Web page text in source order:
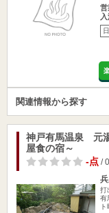
営
関連情報から探す
神戸有馬温泉 元
屋食の宿～
-点/
打
有